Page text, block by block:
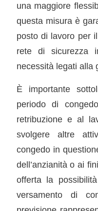
una maggiore
questa misura è
posto di lavoro per
rete di sicurezza
necessità legati alla
È importante
periodo di
retribuzione e al
svolgere altre
congedo in
dell’anzianità o ai
offerta la
versamento di